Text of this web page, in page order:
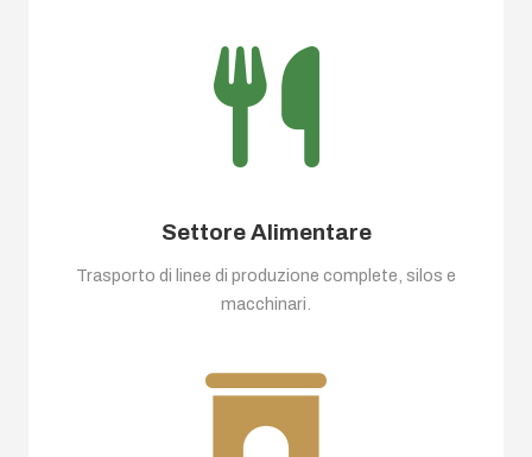
Settore Alimentare
Trasporto di linee di produzione complete, silos e
macchinari.